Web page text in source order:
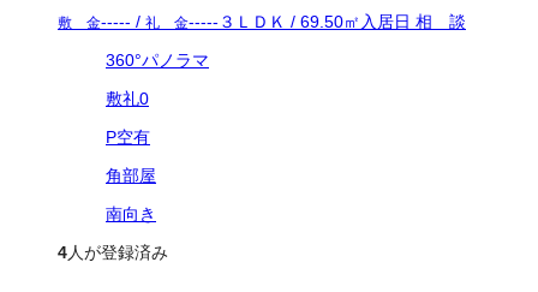
敷 金----- / 礼 金----- ３ＬＤＫ / 69.50㎡ 入居日 相 談
360°パノラマ
敷礼0
P空有
角部屋
南向き
4人が登録済み